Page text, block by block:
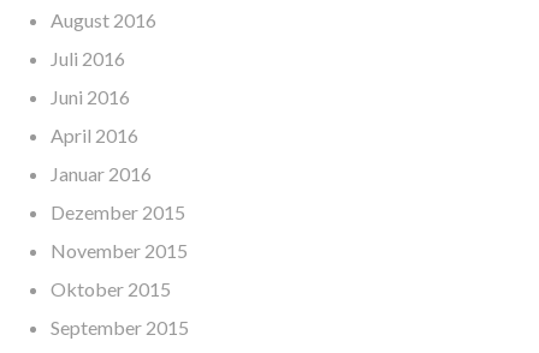
August 2016
Juli 2016
Juni 2016
April 2016
Januar 2016
Dezember 2015
November 2015
Oktober 2015
September 2015